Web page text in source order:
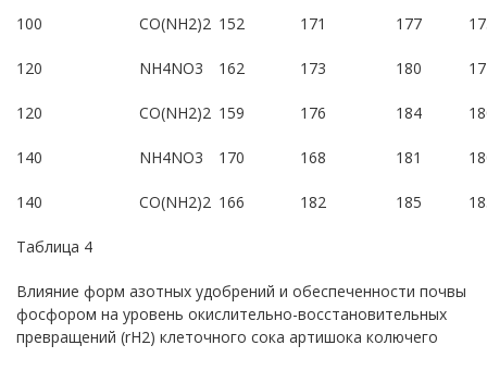
100 CO(NH2)2 152 171 177
120 NH4NO3 162 173 180
120 CO(NH2)2 159 176 184
140 NH4NO3 170 168 181
140 CO(NH2)2 166 182 185
Таблица 4
Влияние форм азотных удобрений и обеспеченности почвы
фосфором на уровень окислительно-восстановительных
превращений (rH2) клеточного сока артишока колючего